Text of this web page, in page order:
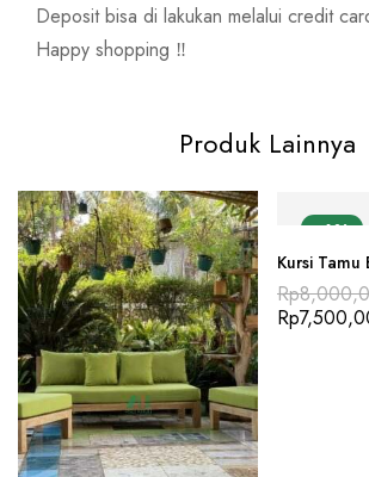
Deposit bisa di lakukan melalui credit
Happy shopping ‼️
Produk Lainnya
-6%
Kursi Tamu
Rp
Rp